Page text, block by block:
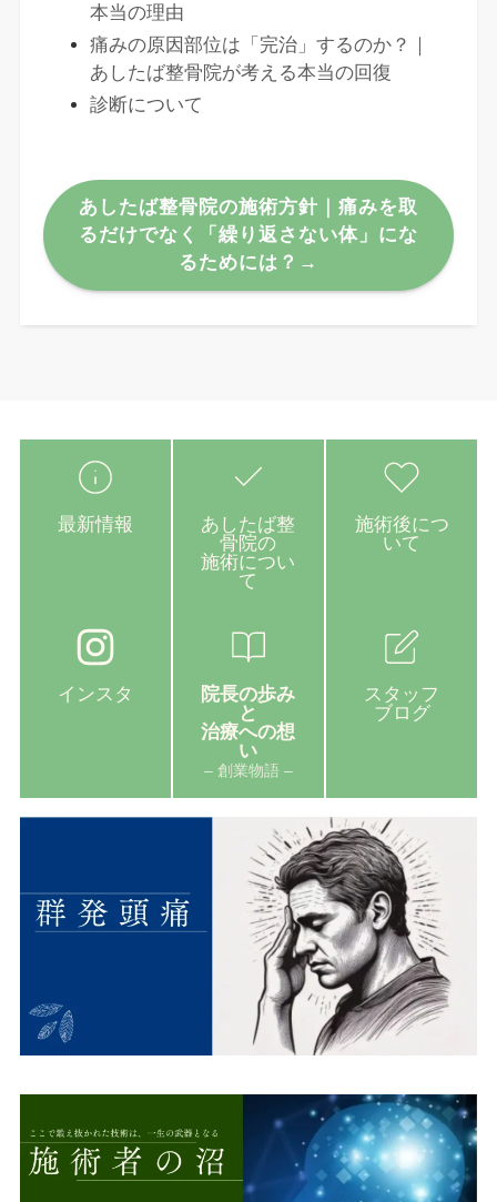
本当の理由
痛みの原因部位は「完治」するのか？｜
あしたば整骨院が考える本当の回復
診断について
あしたば整骨院の施術方針｜痛みを取
るだけでなく「繰り返さない体」にな
るためには？→
最新情報
あしたば整
骨院の
施術につい
て
施術後につ
いて
インスタ
院長の歩み
と
治療への想
い
– 創業物語 –
スタッフ
ブログ